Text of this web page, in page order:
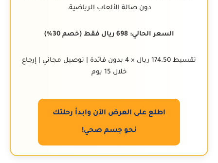
دون صالة الألعاب الرياضية.
السعر الحالي: 698 ريال فقط (خصم 30%)
تقسيط 174.50 ريال × 4 بدون فائدة | توصيل مجاني | إرجاع
خلال 15 يوم
اطلع على العرض الآن وابدأ رحلتك
نحو جسم صحي!